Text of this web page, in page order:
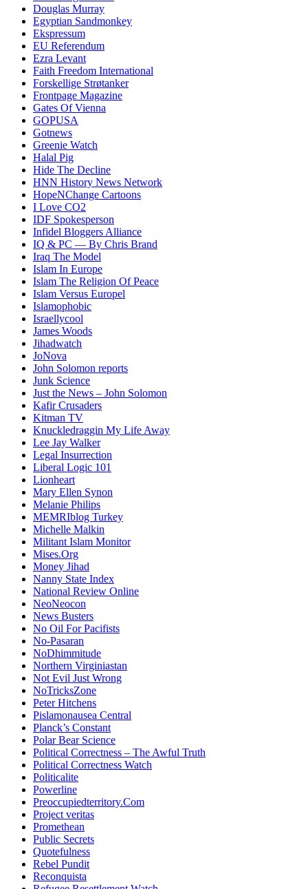
Douglas Murray
Egyptian Sandmonkey
Ekspressum
EU Referendum
Ezra Levant
Faith Freedom International
Forskellige Strøtanker
Frontpage Magazine
Gates Of Vienna
GOPUSA
Gotnews
Greenie Watch
Halal Pig
Hide The Decline
HNN History News Network
HopeNChange Cartoons
I Love CO2
IDF Spokesperson
Infidel Bloggers Alliance
IQ & PC — By Chris Brand
Iraq The Model
Islam In Europe
Islam The Religion Of Peace
Islam Versus Europel
Islamophobic
Israellycool
James Woods
Jihadwatch
JoNova
John Solomon reports
Junk Science
Just the News – John Solomon
Kafir Crusaders
Kitman TV
Knuckledraggin My Life Away
Lee Jay Walker
Legal Insurrection
Liberal Logic 101
Lionheart
Mary Ellen Synon
Melanie Philips
MEMRIblog Turkey
Michelle Malkin
Militant Islam Monitor
Mises.Org
Money Jihad
Nanny State Index
National Review Online
NeoNeocon
News Busters
No Oil For Pacifists
No-Pasaran
NoDhimmitude
Northern Virginiastan
Not Evil Just Wrong
NoTricksZone
Peter Hitchens
Pislamonausea Central
Planck’s Constant
Polar Bear Science
Political Correctness – The Awful Truth
Political Correctness Watch
Politicalite
Powerline
Preoccupiedterritory.Com
Project veritas
Promethean
Public Secrets
Quotefulness
Rebel Pundit
Reconquista